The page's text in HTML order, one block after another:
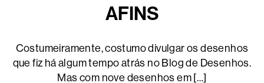
AFINS
Costumeiramente, costumo divulgar os desenhos
que fiz há algum tempo atrás no Blog de Desenhos.
Mas com nove desenhos em […]